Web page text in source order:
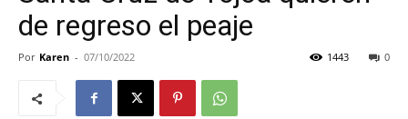
de regreso el peaje
Por Karen - 07/10/2022 0
1443